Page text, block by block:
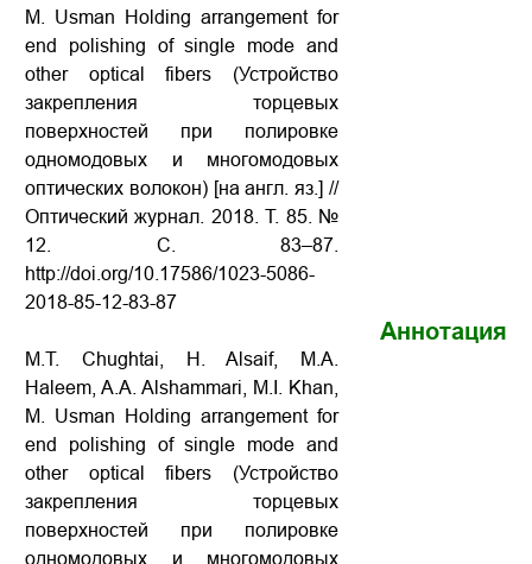
M. Usman Holding arrangement for
end polishing of single mode and
other optical fibers (Устройство
закрепления торцевых
поверхностей при полировке
одномодовых и многомодовых
оптических волокон) [на англ. яз.] //
Оптический журнал. 2018. Т. 85. №
12. С. 83–87.
http://doi.org/10.17586/1023-5086-
2018-85-12-83-87
M.T. Chughtai, H. Alsaif, M.A.
Haleem, A.A. Alshammari, M.I. Khan,
M. Usman Holding arrangement for
end polishing of single mode and
other optical fibers (Устройство
закрепления торцевых
поверхностей при полировке
одномодовых и многомодовых
Аннотация